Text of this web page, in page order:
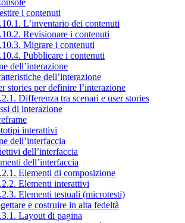
i contenuti
L’inventario dei contenuti
Revisionare i contenuti
Migrare i contenuti
Pubblicare i contenuti
dell’interazione
dell’interazione
stories per definire l’interazione
Differenza tra scenari e user stories
di interazione
interattivi
dell’interfaccia
dell’interfaccia
dell’interfaccia
Elementi di composizione
Elementi interattivi
Elementi testuali (microtesti)
e costruire in alta fedeltà
Layout di pagina